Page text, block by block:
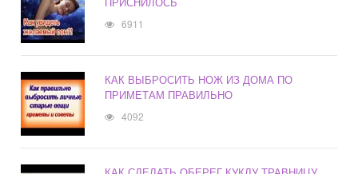
6911
КАК ВЫБРОСИТЬ НОЖ ИЗ ДОМА ПО
ПРИМЕТАМ ПРАВИЛЬНО
4092